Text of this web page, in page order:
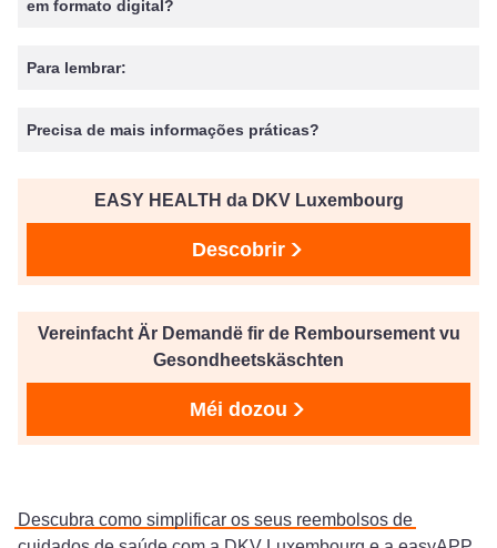
em formato digital?
Para lembrar:
Precisa de mais informações práticas?
EASY HEALTH da DKV Luxembourg
Descobrir
Vereinfacht Är Demandë fir de Remboursement vu
Gesondheetskäschten
Méi dozou
Descubra como simplificar os seus reembolsos de